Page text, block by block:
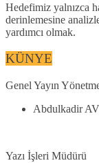
Hedefimiz yalnızca
derinlemesine
yardımcı olmak.
KÜNYE
Genel Yayın
Abdulkadir
Yazı İşleri Müdürü